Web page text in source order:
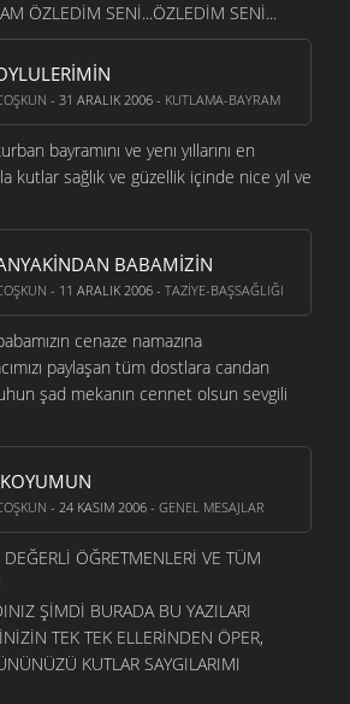
ÖZLEDİM SENİ...ÖZLEDİM SENİ...
- 31 ARALIK 2006 - KUTLAMA-BAYRAM
bayramını ve yenı yıllarını en
kutlar sağlık ve güzellik içinde nice yıl ve
BABAMIZIN
- 11 ARALIK 2006 - TAZIYE-BAŞSAĞLIĞI
cenaze namazına
paylaşan tüm dostlara candan
şad mekanın cennet olsun sevgili
- 24 KASIM 2006 - GENEL MESAJLAR
ÖĞRETMENLERİ VE TÜM
ŞİMDİ BURADA BU YAZILARI
TEK TEK ELLERİNDEN ÖPER,
KUTLAR SAYGILARIMI